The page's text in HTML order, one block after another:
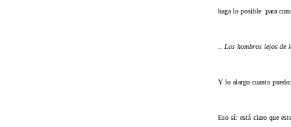
haga lo posible para
.. Los hombros lejos de
Y lo alargo cuanto
Eso sí: está claro que e